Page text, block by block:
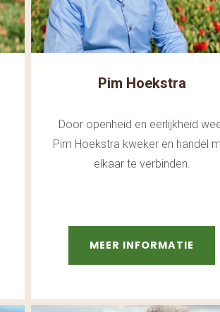
Pim Hoekstra
Door openheid en eerlijkheid
Pim Hoekstra kweker en handel
elkaar te verbinden.
MEER INFORMATIE